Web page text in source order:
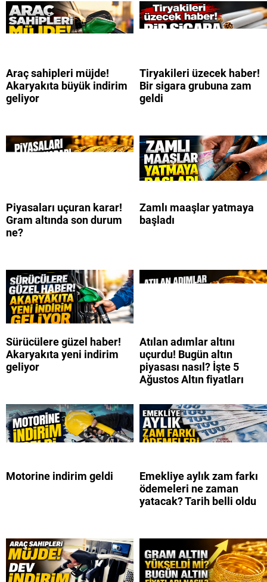
Araç sahipleri müjde!
Akaryakıta büyük indirim
geliyor
Tiryakileri üzecek haber!
Bir sigara grubuna zam
geldi
Piyasaları uçuran karar!
Gram altında son durum
ne?
Zamlı maaşlar yatmaya
başladı
Sürücülere güzel haber!
Akaryakıta yeni indirim
geliyor
Atılan adımlar altını
uçurdu! Bugün altın
piyasası nasıl? İşte 5
Ağustos Altın fiyatları
Motorine indirim geldi
Emekliye aylık zam farkı
ödemeleri ne zaman
yatacak? Tarih belli oldu